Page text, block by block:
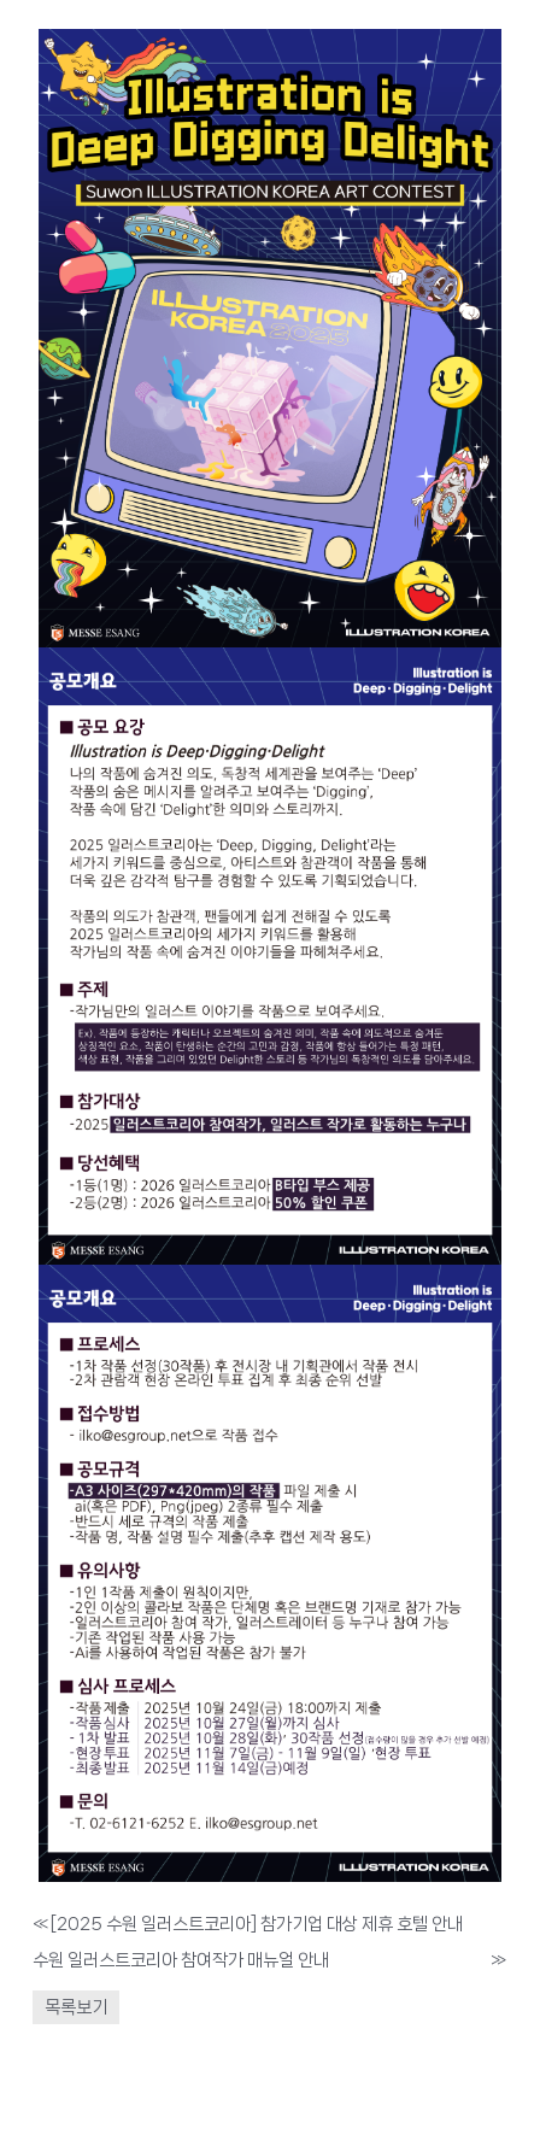
« [2025 수원 일러스트코리아] 참가기업 대상 제휴 호텔 안내
수원 일러스트코리아 참여작가 매뉴얼 안내
»
목록보기